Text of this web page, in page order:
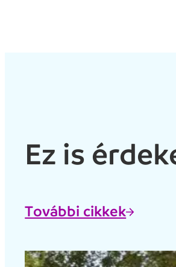
Ez is
További cikkek